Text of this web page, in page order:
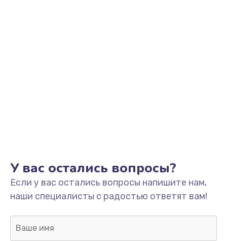
У вас остались вопросы?
Если у вас остались вопросы напишите нам,
наши специалисты с радостью ответят вам!